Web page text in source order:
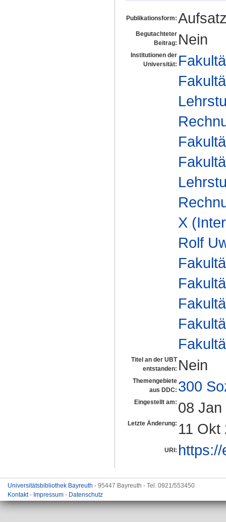
Publikationsform:
Begutachteter
Beitrag: Nein
Institutionen der
Universität:
X
Rolf
Titel an der UBT
entstanden: Nein
Themengebiete
aus DDC: 300
Eingestellt am: 08
Letzte Änderung: 11 Okt
URI:
Universitätsbibliothek Bayreuth - 95447 Bayreuth - Tel. 0921/553450
Kontakt- Impressum - Datenschutz